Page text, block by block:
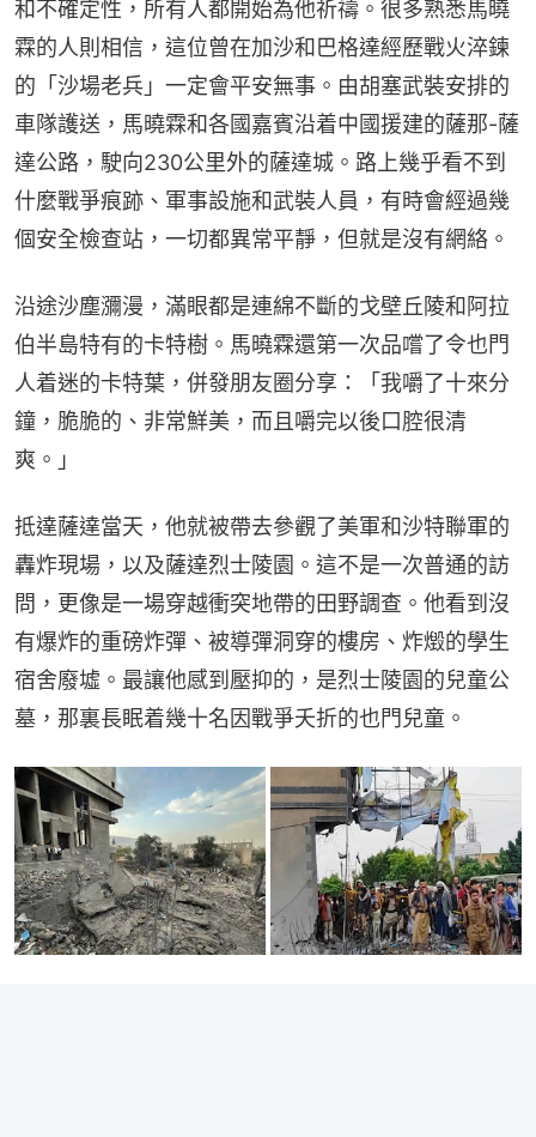
和不確定性，所有人都開始為他祈禱。很多熟悉馬曉
霖的人則相信，這位曾在加沙和巴格達經歷戰火淬鍊
的「沙場老兵」一定會平安無事。由胡塞武裝安排的
車隊護送，馬曉霖和各國嘉賓沿着中國援建的薩那-薩
達公路，駛向230公里外的薩達城。路上幾乎看不到
什麼戰爭痕跡、軍事設施和武裝人員，有時會經過幾
個安全檢查站，一切都異常平靜，但就是沒有網絡。
沿途沙塵瀰漫，滿眼都是連綿不斷的戈壁丘陵和阿拉
伯半島特有的卡特樹。馬曉霖還第一次品嚐了令也門
人着迷的卡特葉，併發朋友圈分享：「我嚼了十來分
鐘，脆脆的、非常鮮美，而且嚼完以後口腔很清
爽。」
抵達薩達當天，他就被帶去參觀了美軍和沙特聯軍的
轟炸現場，以及薩達烈士陵園。這不是一次普通的訪
問，更像是一場穿越衝突地帶的田野調查。他看到沒
有爆炸的重磅炸彈、被導彈洞穿的樓房、炸燬的學生
宿舍廢墟。最讓他感到壓抑的，是烈士陵園的兒童公
墓，那裏長眠着幾十名因戰爭夭折的也門兒童。